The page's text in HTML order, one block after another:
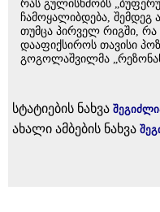
რას გულისხმობს
ჩამოყალიბდება, შემდეგ
თუმცა პირველ რიგში, რა
დააფიქსიროს თავისი
გოგოლაშვილმა
სტატიების ნახვა
ახალი ამბების ნახვა